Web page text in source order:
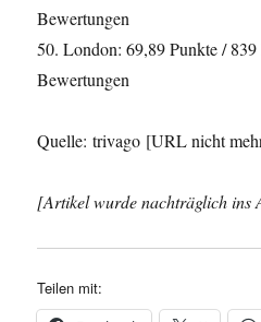
Bewertungen
50. London: 69,89 Punkte /
Bewertungen
Quelle: trivago [URL nicht
[Artikel wurde nachträglich ins
Teilen mit: